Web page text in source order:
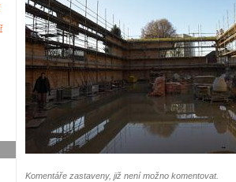
Komentáře zastaveny, již není možno komentovat.